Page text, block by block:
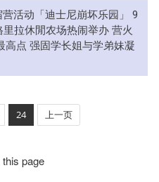
活动「迪士尼崩坏乐园」 9
里拉休閒农场热闹举办 营火
高点 强固学长姐与学弟妹凝
24 上一页
this page